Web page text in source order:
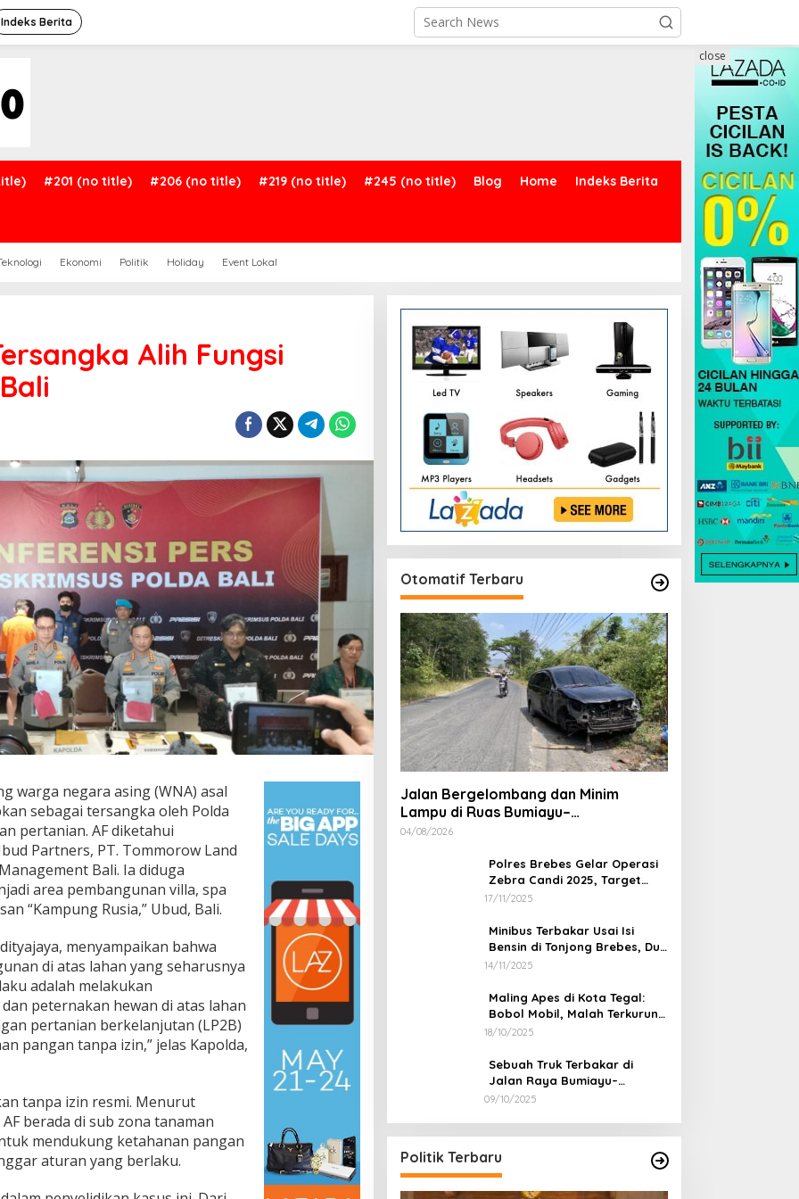
Indeks Berita
#201 (no title) #206 (no title) #219 (no title) #245 (no title) Blog Home Indeks Berita
Ekonomi Politik Holiday Event Lokal
close
Alih Fungsi
warga negara asing (WNA) asal
sebagai tersangka oleh Polda
pertanian. AF diketahui
Partners, PT. Tommorow Land
Bali. Ia diduga
area pembangunan villa, spa
“Kampung Rusia,” Ubud, Bali.
menyampaikan bahwa
di atas lahan yang seharusnya
adalah melakukan
peternakan hewan di atas lahan
pertanian berkelanjutan (LP2B)
pangan tanpa izin,” jelas Kapolda,
tanpa izin resmi. Menurut
berada di sub zona tanaman
mendukung ketahanan pangan
aturan yang berlaku.
Otomatif Terbaru
Jalan Bergelombang dan Minim
Lampu di Ruas Bumiayu–
Bantarkawung Telan Korban, Innova
04/08/2026
Polres Brebes Gelar Operasi
Zebra Candi 2025, Target
Turunkan Kecelakaan dan
17/11/2025
Minibus Terbakar Usai Isi
Bensin di Tonjong Brebes, Dua
Penumpang Luka Bakar
14/11/2025
Maling Apes di Kota Tegal:
Bobol Mobil, Malah Terkurung
Sendiri di Dalamnya
18/10/2025
Sebuah Truk Terbakar di
Jalan Raya Bumiayu–
Bantarkawung, Diduga Akibat
09/10/2025
Politik Terbaru